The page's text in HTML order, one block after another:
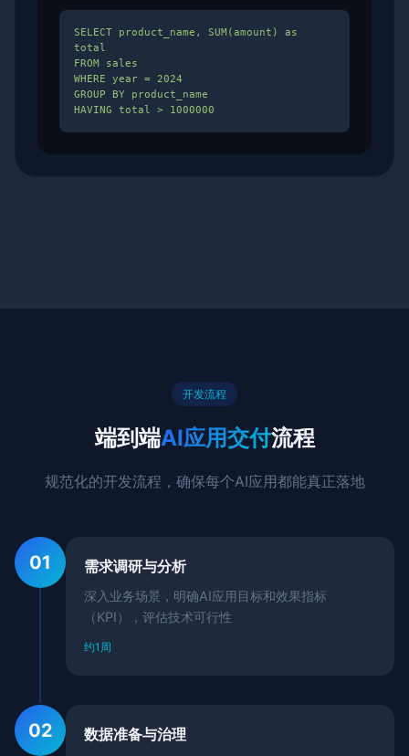
SELECT product_name, SUM(amount) as
total
FROM sales
WHERE year = 2024
GROUP BY product_name
HAVING total > 1000000
开发流程
端到端AI应用交付流程
规范化的开发流程，确保每个AI应用都能真正落地
01 需求调研与分析
深入业务场景，明确AI应用目标和效果指标
（KPI），评估技术可行性
约1周
02 数据准备与治理